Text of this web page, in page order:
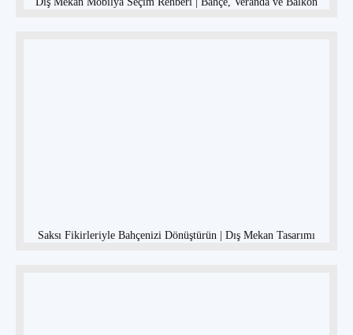
Saksı Fikirleriyle Bahçenizi Dönüştürün | Dış Mekan Tasarımı